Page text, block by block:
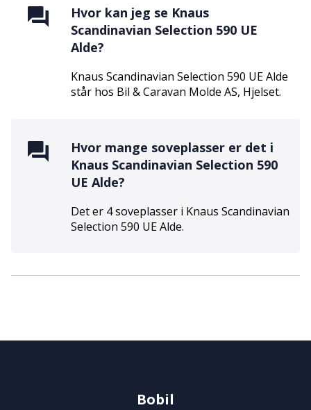
Hvor kan jeg se Knaus
Scandinavian Selection 590 UE
Alde?
Knaus Scandinavian Selection 590 UE Alde
står hos Bil & Caravan Molde AS, Hjelset.
Hvor mange soveplasser er det i
Knaus Scandinavian Selection 590
UE Alde?
Det er 4soveplasser i Knaus Scandinavian
Selection 590 UE Alde.
Bobil